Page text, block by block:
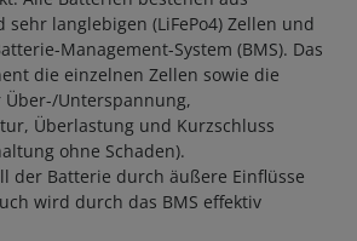
langlebigen (LiFePo4) Zellen und
Management-System (BMS). Das
die einzelnen Zellen sowie die
Über-/Unterspannung,
Überlastung und Kurzschluss
ohne Schaden).
der Batterie durch äußere Einflüsse
wird durch das BMS effektiv